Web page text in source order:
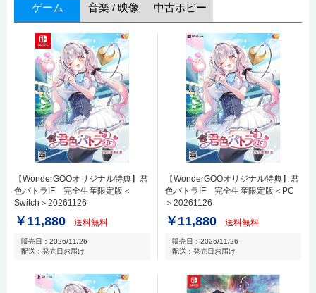
ゲーム 音楽 / 映像 中古ホビー
【WonderGOOオリジナル特典】君
色パトラIF 完全生産限定版＜
Switch＞20261126
￥11,880 送料無料
販売日：2026/11/26
配送：発売日お届け
【WonderGOOオリジナル特典】君
色パトラIF 完全生産限定版＜PC
＞20261126
￥11,880 送料無料
販売日：2026/11/26
配送：発売日お届け